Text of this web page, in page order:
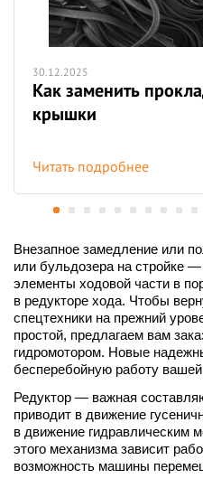
30.12.2025
Как заменить
крышки
Читать подробнее
Внезапное замедление или
или бульдозера на стройке
элементы ходовой части в
в редукторе хода. Чтобы
спецтехники на прежний
простой, предлагаем вам
гидромотором. Новые
бесперебойную работу
Редуктор — важная
приводит в движение
в движение гидравлическим
этого механизма зависит
возможность машины